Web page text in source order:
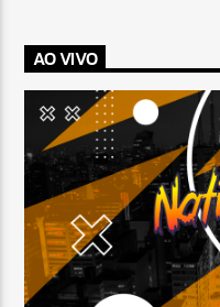
AO VIVO